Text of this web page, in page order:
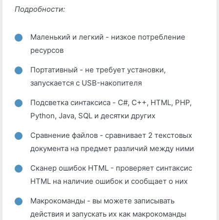
Подробности:
Маленький и легкий - низкое потребление
ресурсов
Портативный - не требует установки,
запускается с USB-накопителя
Подсветка синтаксиса - C#, C++, HTML, PHP,
Python, Java, SQL и десятки других
Сравнение файлов - сравнивает 2 текстовых
документа на предмет различий между ними
Сканер ошибок HTML - проверяет синтаксис
HTML на наличие ошибок и сообщает о них
Макрокоманды - вы можете записывать
действия и запускать их как макрокоманды